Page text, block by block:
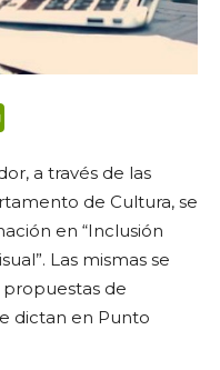
a través de las
de Cultura, se
en “Inclusión
Las mismas se
de
dictan en Punto